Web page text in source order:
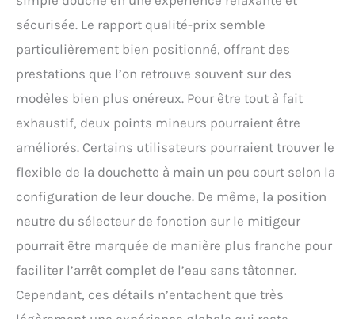
sécurisée. Le rapport qualité-prix semble
particulièrement bien positionné, offrant des
prestations que l’on retrouve souvent sur des
modèles bien plus onéreux. Pour être tout à fait
exhaustif, deux points mineurs pourraient être
améliorés. Certains utilisateurs pourraient trouver le
flexible de la douchette à main un peu court selon la
configuration de leur douche. De même, la position
neutre du sélecteur de fonction sur le mitigeur
pourrait être marquée de manière plus franche pour
faciliter l’arrêt complet de l’eau sans tâtonner.
Cependant, ces détails n’entachent que très